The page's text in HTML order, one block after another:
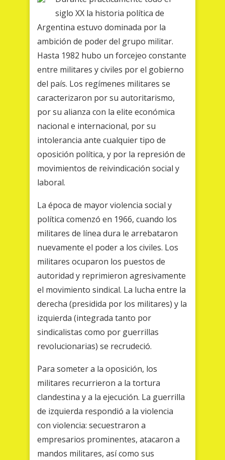
siglo XX la historia política de
Argentina estuvo dominada por la
ambición de poder del grupo militar.
Hasta 1982 hubo un forcejeo constante
entre militares y civiles por el gobierno
del país. Los regímenes militares se
caracterizaron por su autoritarismo,
por su alianza con la elite económica
nacional e internacional, por su
intolerancia ante cualquier tipo de
oposición política, y por la represión de
movimientos de reivindicación social y
laboral.
La época de mayor violencia social y
política comenzó en 1966, cuando los
militares de línea dura le arrebataron
nuevamente el poder a los civiles. Los
militares ocuparon los puestos de
autoridad y reprimieron agresivamente
el movimiento sindical. La lucha entre la
derecha (presidida por los militares) y la
izquierda (integrada tanto por
sindicalistas como por guerrillas
revolucionarias) se recrudeció.
Para someter a la oposición, los
militares recurrieron a la tortura
clandestina y a la ejecución. La guerrilla
de izquierda respondió a la violencia
con violencia: secuestraron a
empresarios prominentes, atacaron a
mandos militares, así como sus